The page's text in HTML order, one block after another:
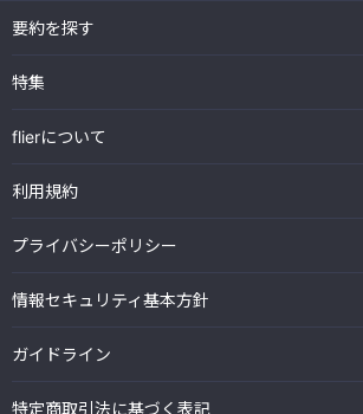
要約を探す
特集
flierについて
利用規約
プライバシーポリシー
情報セキュリティ基本方針
ガイドライン
特定商取引法に基づく表記